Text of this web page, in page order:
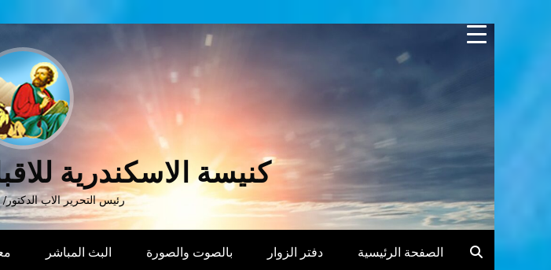
Skip
كنيسة الاسكندرية
رئيس التحرير الاب
الصفحة الرئيسية دفتر الزوار بالصوت والصورة البث المباشر